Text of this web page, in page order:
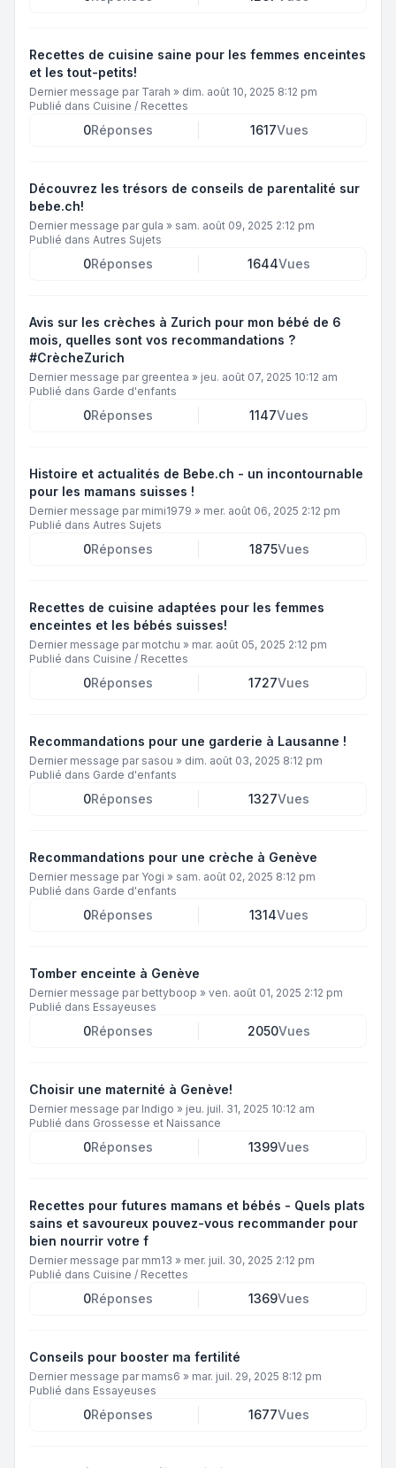
Recettes de cuisine saine pour les femmes enceintes
et les tout-petits!
Dernier message par Tarah » dim. août 10, 2025 8:12 pm
Publié dans Cuisine / Recettes
0Réponses 1617Vues
Découvrez les trésors de conseils de parentalité sur
bebe.ch!
Dernier message par gula » sam. août 09, 2025 2:12 pm
Publié dans Autres Sujets
0Réponses 1644Vues
Avis sur les crèches à Zurich pour mon bébé de 6
mois, quelles sont vos recommandations ?
#CrècheZurich
Dernier message par greentea » jeu. août 07, 2025 10:12 am
Publié dans Garde d'enfants
0Réponses 1147Vues
Histoire et actualités de Bebe.ch - un incontournable
pour les mamans suisses !
Dernier message par mimi1979 » mer. août 06, 2025 2:12 pm
Publié dans Autres Sujets
0Réponses 1875Vues
Recettes de cuisine adaptées pour les femmes
enceintes et les bébés suisses!
Dernier message par motchu » mar. août 05, 2025 2:12 pm
Publié dans Cuisine / Recettes
0Réponses 1727Vues
Recommandations pour une garderie à Lausanne !
Dernier message par sasou » dim. août 03, 2025 8:12 pm
Publié dans Garde d'enfants
0Réponses 1327Vues
Recommandations pour une crèche à Genève
Dernier message par Yogi » sam. août 02, 2025 8:12 pm
Publié dans Garde d'enfants
0Réponses 1314Vues
Tomber enceinte à Genève
Dernier message par bettyboop » ven. août 01, 2025 2:12 pm
Publié dans Essayeuses
0Réponses 2050Vues
Choisir une maternité à Genève!
Dernier message par Indigo » jeu. juil. 31, 2025 10:12 am
Publié dans Grossesse et Naissance
0Réponses 1399Vues
Recettes pour futures mamans et bébés - Quels plats
sains et savoureux pouvez-vous recommander pour
bien nourrir votre f
Dernier message par mm13 » mer. juil. 30, 2025 2:12 pm
Publié dans Cuisine / Recettes
0Réponses 1369Vues
Conseils pour booster ma fertilité
Dernier message par mams6 » mar. juil. 29, 2025 8:12 pm
Publié dans Essayeuses
0Réponses 1677Vues